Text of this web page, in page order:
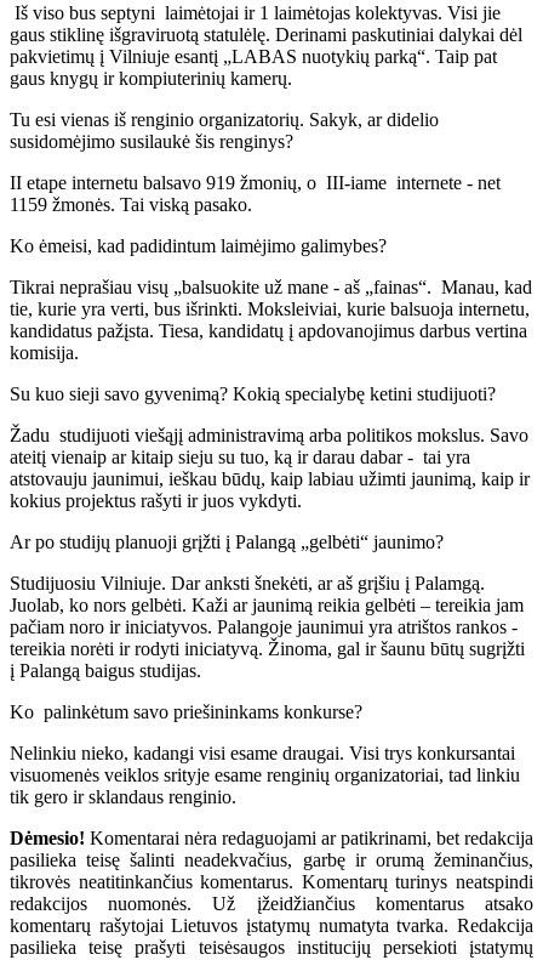
Iš viso bus septyni laimėtojai ir 1 laimėtojas kolektyvas. Visi jie
gaus stiklinę išgraviruotą statulėlę. Derinami paskutiniai dalykai dėl
pakvietimų į Vilniuje esantį „LABAS nuotykių parką“. Taip pat
gaus knygų ir kompiuterinių kamerų.
Tu esi vienas iš renginio organizatorių. Sakyk, ar didelio
susidomėjimo susilaukė šis renginys?
II etape internetu balsavo 919 žmonių, o III-iame internete - net
1159 žmonės. Tai viską pasako.
Ko ėmeisi, kad padidintum laimėjimo galimybes?
Tikrai neprašiau visų „balsuokite už mane - aš „fainas“. Manau, kad
tie, kurie yra verti, bus išrinkti. Moksleiviai, kurie balsuoja internetu,
kandidatus pažįsta. Tiesa, kandidatų į apdovanojimus darbus vertina
komisija.
Su kuo sieji savo gyvenimą? Kokią specialybę ketini studijuoti?
Žadu studijuoti viešąjį administravimą arba politikos mokslus. Savo
ateitį vienaip ar kitaip sieju su tuo, ką ir darau dabar - tai yra
atstovauju jaunimui, ieškau būdų, kaip labiau užimti jaunimą, kaip ir
kokius projektus rašyti ir juos vykdyti.
Ar po studijų planuoji grįžti į Palangą „gelbėti“ jaunimo?
Studijuosiu Vilniuje. Dar anksti šnekėti, ar aš grįšiu į Palamgą.
Juolab, ko nors gelbėti. Kaži ar jaunimą reikia gelbėti – tereikia jam
pačiam noro ir iniciatyvos. Palangoje jaunimui yra atrištos rankos -
tereikia norėti ir rodyti iniciatyvą. Žinoma, gal ir šaunu būtų sugrįžti
į Palangą baigus studijas.
Ko palinkėtum savo priešininkams konkurse?
Nelinkiu nieko, kadangi visi esame draugai. Visi trys konkursantai
visuomenės veiklos srityje esame renginių organizatoriai, tad linkiu
tik gero ir sklandaus renginio.
Dėmesio! Komentarai nėra redaguojami ar patikrinami, bet redakcija
pasilieka teisę šalinti neadekvačius, garbę ir orumą žeminančius,
tikrovės neatitinkančius komentarus. Komentarų turinys neatspindi
redakcijos nuomonės. Už įžeidžiančius komentarus atsako
komentarų rašytojai Lietuvos įstatymų numatyta tvarka. Redakcija
pasilieka teisę prašyti teisėsaugos institucijų persekioti įstatymų